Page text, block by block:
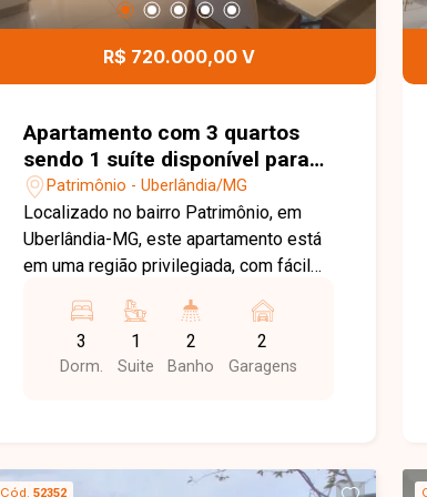
espaço kids, proporcionando mais
toda a família. Esta é uma excelente
apartamento moderno, confortável e
muito bem localizado no bairro Santa
Mônica. Agende uma visita e venha
conhecer todos os detalhes deste
imóvel.
R$ 720.000,00 V
Apartamento com 3 quartos
sendo 1 suíte disponível para
venda no bairro Patrimônio em
Uberlândia-MG
Patrimônio - Uberlândia/MG
Localizado no bairro Patrimônio, em
Uberlândia-MG, este apartamento está
em uma região privilegiada, com fácil
avenidas da cidade. O bairro oferece
excelente infraestrutura, estando
próximo a supermercados, escolas,
toda a família. O imóvel possui 96 m²
3
Dorm.
1
Suite
2
Banho
2
Garagens
Cód. 52352